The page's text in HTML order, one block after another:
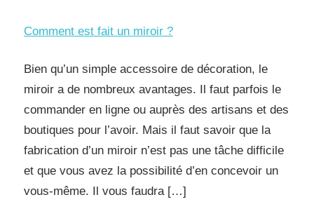
Comment est fait un miroir ?
Bien qu’un simple accessoire de décoration, le
miroir a de nombreux avantages. Il faut parfois le
commander en ligne ou auprès des artisans et des
boutiques pour l’avoir. Mais il faut savoir que la
fabrication d’un miroir n’est pas une tâche difficile
et que vous avez la possibilité d’en concevoir un
vous-même. Il vous faudra […]